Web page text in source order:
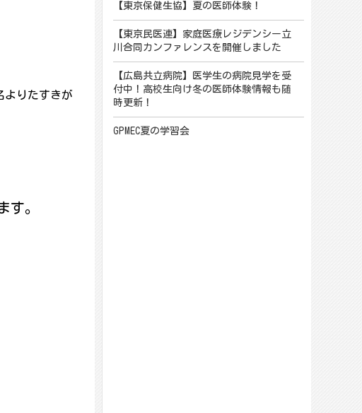
よりたすきが
す。
【東京保健生協】夏の医師体験！
【東京民医連】家庭医療レジデンシー立
川合同カンファレンスを開催しました
【広島共立病院】医学生の病院見学を受
付中！高校生向け冬の医師体験情報も随
時更新！
GPMEC夏の学習会